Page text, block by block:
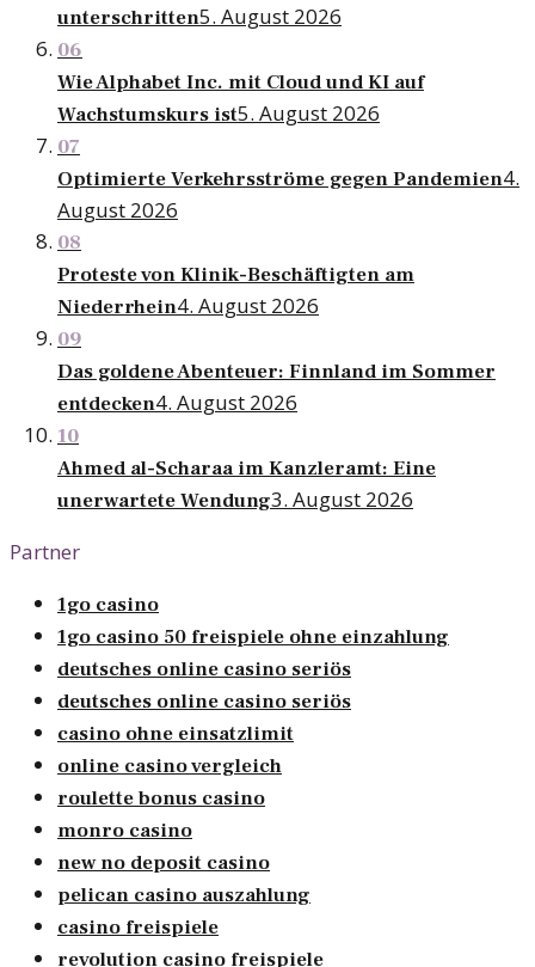
unterschritten5. August 2026
06
Wie Alphabet Inc. mit Cloud und KI auf
Wachstumskurs ist5. August 2026
07
Optimierte Verkehrsströme gegen Pandemien4.
August 2026
08
Proteste von Klinik-Beschäftigten am
Niederrhein4. August 2026
09
Das goldene Abenteuer: Finnland im Sommer
entdecken4. August 2026
10
Ahmed al-Scharaa im Kanzleramt: Eine
unerwartete Wendung3. August 2026
Partner
1go casino
1go casino 50 freispiele ohne einzahlung
deutsches online casino seriös
deutsches online casino seriös
casino ohne einsatzlimit
online casino vergleich
roulette bonus casino
monro casino
new no deposit casino
pelican casino auszahlung
casino freispiele
revolution casino freispiele